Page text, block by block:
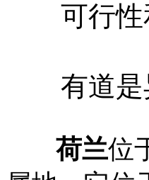
可行性和
有道是异
荷兰位